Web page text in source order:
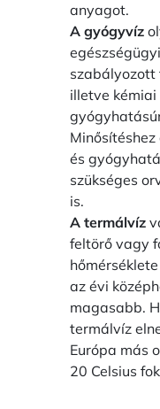
anyagot.
A gyógyvíz
szabályozott
illetve
és
szükséges
is.
A termálvíz
feltörő vagy
az évi
magasabb.
termálvíz
Európa más
20 Celsius